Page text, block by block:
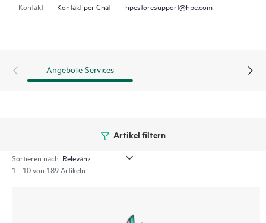
Kontakt Kontakt per Chat hpestoresupport@hpe.com
Angebote Services
Artikel filtern
Sortieren nach:
1 - 10 von 189 Artikeln